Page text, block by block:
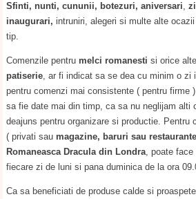
Sfinti, nunti, cununii, botezuri, aniversari,
inaugurari, intruniri, alegeri si multe alte
tip.
Comenzile pentru melci romanesti si orice
patiserie, ar fi indicat sa se dea cu minim o zi
pentru comenzi mai consistente ( pentru firme
sa fie date mai din timp, ca sa nu neglijam alti
deajuns pentru organizare si productie. Pentru
( privati sau magazine, baruri sau restaurante
Romaneasca Dracula din Londra, poate face
fiecare zi de luni si pana duminica de la ora
Ca sa beneficiati de produse calde si